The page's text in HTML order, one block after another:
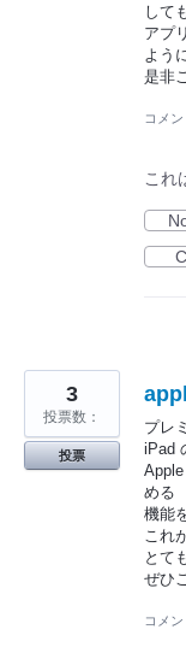
して
アプ
よう
是非
コメ
これ
プレ
iPad
める
機能
これ
とて
ぜひ
3
投票数：
投票
コメ